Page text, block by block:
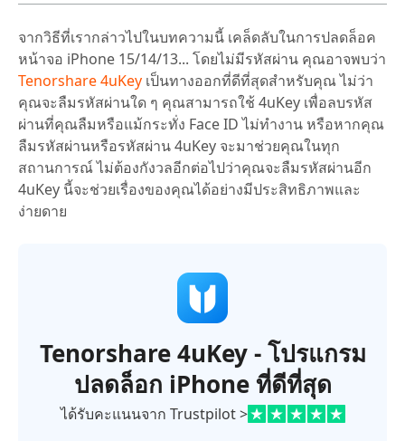
จากวิธีที่เรากล่าวไปในบทความนี้ เคล็ดลับในการปลดล็อค
หน้าจอ iPhone 15/14/13... โดยไม่มีรหัสผ่าน คุณอาจพบว่า
Tenorshare 4uKey เป็นทางออกที่ดีที่สุดสำหรับคุณ ไม่ว่า
คุณจะลืมรหัสผ่านใด ๆ คุณสามารถใช้ 4uKey เพื่อลบรหัส
ผ่านที่คุณลืมหรือแม้กระทั่ง Face ID ไม่ทำงาน หรือหากคุณ
ลืมรหัสผ่านหรือรหัสผ่าน 4uKey จะมาช่วยคุณในทุก
สถานการณ์ ไม่ต้องกังวลอีกต่อไปว่าคุณจะลืมรหัสผ่านอีก
4uKey นี้จะช่วยเรื่องของคุณได้อย่างมีประสิทธิภาพและ
ง่ายดาย
Tenorshare 4uKey - โปรแกรม
ปลดล็อก iPhone ที่ดีที่สุด
ได้รับคะแนนจาก Trustpilot >